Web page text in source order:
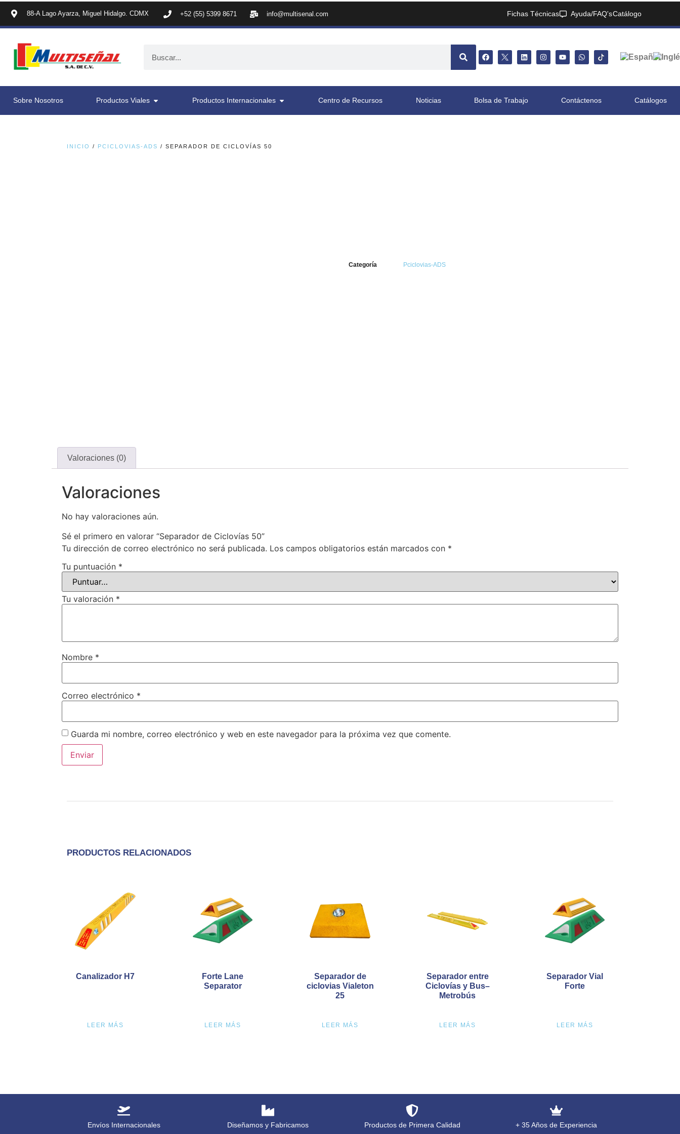
88-A Lago Ayarza, Miguel Hidalgo. CDMX +52 (55) 5399 8671 info@multisenal.com Fichas Técnicas Ayuda/FAQ'sCatálogo
Sobre Nosotros Productos Viales Productos Internacionales Centro de Recursos Noticias Bolsa de Trabajo Contáctenos Catálogos
INICIO / PCICLOVIAS-ADS / SEPARADOR DE CICLOVÍAS 50
Categoría Pciclovias-ADS
Valoraciones (0)
Valoraciones
No hay valoraciones aún.
Sé el primero en valorar “Separador de Ciclovías 50”
Tu dirección de correo electrónico no será publicada. Los campos obligatorios están marcados con *
Tu puntuación *
Tu valoración *
Nombre *
Correo electrónico *
Guarda mi nombre, correo electrónico y web en este navegador para la próxima vez que comente.
PRODUCTOS RELACIONADOS
Canalizador H7
LEER MÁS
Forte Lane
Separator
LEER MÁS
Separador de
ciclovias Vialeton
25
LEER MÁS
Separador entre
Ciclovías y Bus–
Metrobús
LEER MÁS
Separador Vial
Forte
LEER MÁS
Envíos Internacionales Diseñamos y Fabricamos Productos de Primera Calidad + 35 Años de Experiencia